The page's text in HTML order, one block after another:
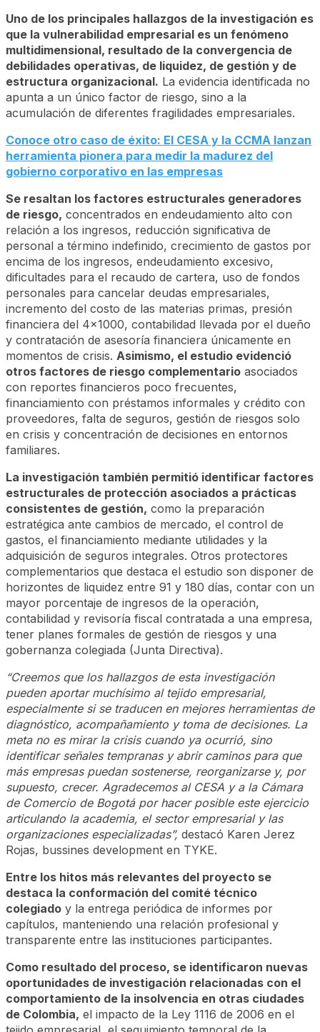
Uno de los principales hallazgos de la investigación es
que la vulnerabilidad empresarial es un fenómeno
multidimensional, resultado de la convergencia de
debilidades operativas, de liquidez, de gestión y de
estructura organizacional. La evidencia identificada no
apunta a un único factor de riesgo, sino a la
acumulación de diferentes fragilidades empresariales.
Conoce otro caso de éxito: El CESA y la CCMA lanzan
herramienta pionera para medir la madurez del
gobierno corporativo en las empresas
Se resaltan los factores estructurales generadores
de riesgo, concentrados en endeudamiento alto con
relación a los ingresos, reducción significativa de
personal a término indefinido, crecimiento de gastos por
encima de los ingresos, endeudamiento excesivo,
dificultades para el recaudo de cartera, uso de fondos
personales para cancelar deudas empresariales,
incremento del costo de las materias primas, presión
financiera del 4x1000, contabilidad llevada por el dueño
y contratación de asesoría financiera únicamente en
momentos de crisis. Asimismo, el estudio evidenció
otros factores de riesgo complementario asociados
con reportes financieros poco frecuentes,
financiamiento con préstamos informales y crédito con
proveedores, falta de seguros, gestión de riesgos solo
en crisis y concentración de decisiones en entornos
familiares.
La investigación también permitió identificar factores
estructurales de protección asociados a prácticas
consistentes de gestión, como la preparación
estratégica ante cambios de mercado, el control de
gastos, el financiamiento mediante utilidades y la
adquisición de seguros integrales. Otros protectores
complementarios que destaca el estudio son disponer de
horizontes de liquidez entre 91 y 180 días, contar con un
mayor porcentaje de ingresos de la operación,
contabilidad y revisoría fiscal contratada a una empresa,
tener planes formales de gestión de riesgos y una
gobernanza colegiada (Junta Directiva).
“Creemos que los hallazgos de esta investigación
pueden aportar muchísimo al tejido empresarial,
especialmente si se traducen en mejores herramientas de
diagnóstico, acompañamiento y toma de decisiones. La
meta no es mirar la crisis cuando ya ocurrió, sino
identificar señales tempranas y abrir caminos para que
más empresas puedan sostenerse, reorganizarse y, por
supuesto, crecer. Agradecemos al CESA y a la Cámara
de Comercio de Bogotá por hacer posible este ejercicio
articulando la academia, el sector empresarial y las
organizaciones especializadas”, destacó Karen Jerez
Rojas, bussines development en TYKE.
Entre los hitos más relevantes del proyecto se
destaca la conformación del comité técnico
colegiado y la entrega periódica de informes por
capítulos, manteniendo una relación profesional y
transparente entre las instituciones participantes.
Como resultado del proceso, se identificaron nuevas
oportunidades de investigación relacionadas con el
comportamiento de la insolvencia en otras ciudades
de Colombia, el impacto de la Ley 1116 de 2006 en el